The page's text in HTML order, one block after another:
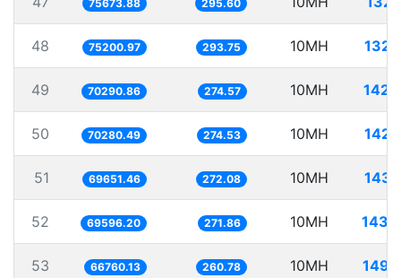
75673.88 295.60
48 75200.97 293.75 10MH
49 70290.86 274.57 10MH
50 70280.49 274.53 10MH
51 69651.46 272.08 10MH
52 69596.20 271.86 10MH
53 66760.13 260.78 10MH